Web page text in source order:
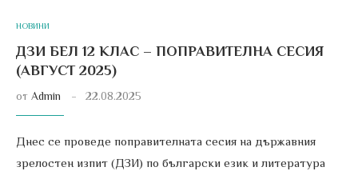
НОВИНИ
ДЗИ БЕЛ 12 КЛАС – ПОПРАВИТЕЛНА СЕСИЯ
(АВГУСТ 2025)
от Admin 22.08.2025
Днес се проведе поправителната сесия на държавния
зрелостен изпит (ДЗИ) по български език и литература